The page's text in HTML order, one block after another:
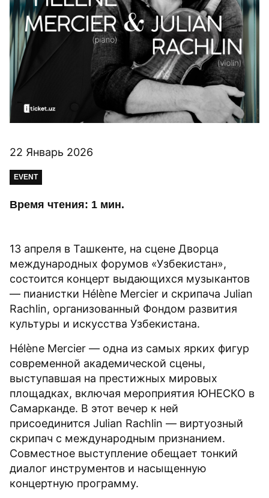
22 Январь 2026
EVENT
Время чтения: 1 мин.
13 апреля в Ташкенте, на сцене Дворца
международных форумов «Узбекистан»,
состоится концерт выдающихся музыкантов
— пианистки Hélène Mercier и скрипача Julian
Rachlin, организованный Фондом развития
культуры и искусства Узбекистана.
Hélène Mercier — одна из самых ярких фигур
современной академической сцены,
выступавшая на престижных мировых
площадках, включая мероприятия ЮНЕСКО в
Самарканде. В этот вечер к ней
присоединится Julian Rachlin — виртуозный
скрипач с международным признанием.
Совместное выступление обещает тонкий
диалог инструментов и насыщенную
концертную программу.